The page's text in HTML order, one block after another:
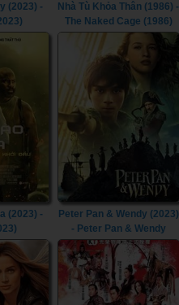
(2023) -
Nhà Tù Khỏa Thân (1986) -
The Naked Cage (1986)
(2023) -
Peter Pan & Wendy (2023)
- Peter Pan & Wendy
(2023)